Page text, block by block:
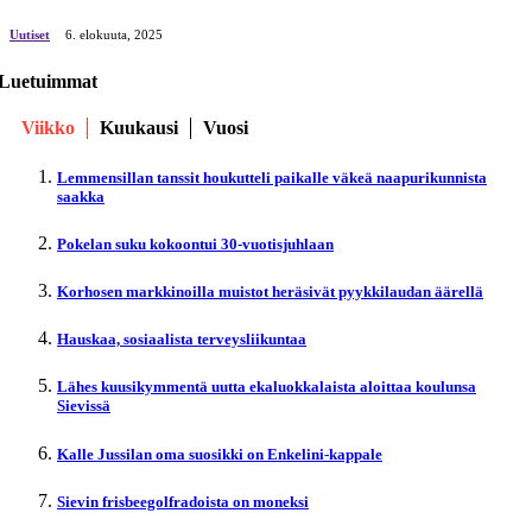
Uutiset 6. elokuuta, 2025
Viikko Kuukausi Vuosi
Lemmensillan tanssit houkutteli paikalle väkeä naapurikunnista
saakka
Pokelan suku kokoontui 30-vuotisjuhlaan
Korhosen markkinoilla muistot heräsivät pyykkilaudan äärellä
Hauskaa, sosiaalista terveysliikuntaa
Lähes kuusikymmentä uutta ekaluokkalaista aloittaa koulunsa
Sievissä
Kalle Jussilan oma suosikki on Enkelini-kappale
Sievin frisbeegolfradoista on moneksi